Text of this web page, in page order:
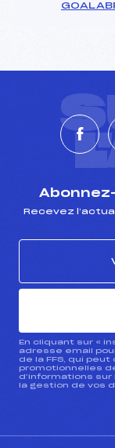
Recevez
En cliquant sur «
adresse email
de la FFS, qui
promotionnelles
d’informations
la gestion de vos